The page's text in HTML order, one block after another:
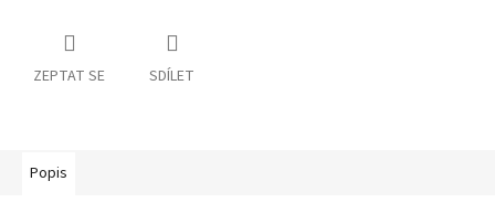
ZEPTAT SE SDÍLET
Popis